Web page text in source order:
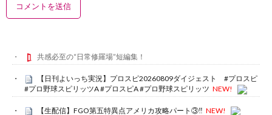
共感必至の“日常修羅場”短編集！
【日刊よいっち実況】プロスピ20260809ダイジェスト #プロスピ
#プロ野球スピリッツA #プロスピA #プロ野球スピリッツ NEW!
【生配信】FGO第五特異点アメリカ攻略パート③‼️ NEW!